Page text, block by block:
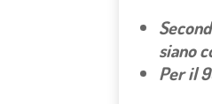
siano
Per il